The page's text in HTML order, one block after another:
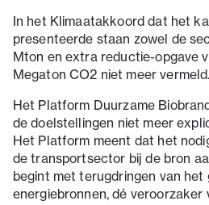
In het Klimaatakkoord dat het
presenteerde staan zowel de
Mton en extra reductie-opgave
Megaton CO2 niet meer vermeld.
Het Platform Duurzame
de doelstellingen niet meer
Het Platform meent dat het
de transportsector bij de bron
begint met terugdringen van het
energiebronnen, dé